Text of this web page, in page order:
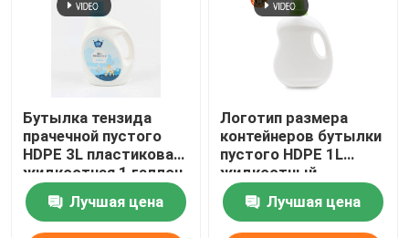
контактные данные
Новости
Пластиковая бутылка таблетки
Пластиковая бутылка соуса выжимкы
Бутылка тензида
прачечной пустого
HDPE 3L пластиковая
жидкостная 1 галлон
Лучшая цена
Логотип размера
контейнеров бутылки
пустого HDPE 1L
жидкостный
детержентный
изготовленный на
заказ
Лучшая цена